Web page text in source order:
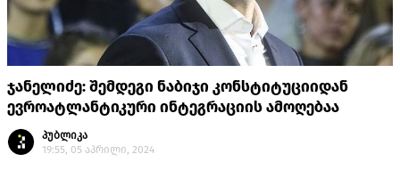
ჯანელიძე: შემდეგი ნაბიჯი კონსტიტუციიდან
ევროატლანტიკური ინტეგრაციის ამოღებაა
პუბლიკა
19:55, 05 აპრილი, 2024